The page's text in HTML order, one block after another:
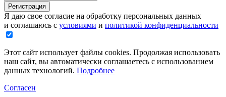
Регистрация
Я даю свое согласие на обработку персональных данных
и соглашаюсь с условиями и политикой конфиденциальности
Этот сайт использует файлы cookies. Продолжая использовать
наш сайт, вы автоматически соглашаетесь с использованием
данных технологий. Подробнее
Согласен